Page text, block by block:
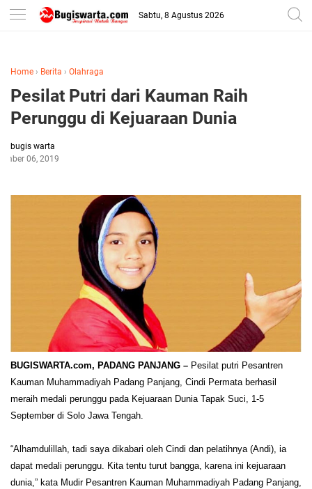
-->
Sabtu, 8 Agustus 2026
Home › Berita › Olahraga
Pesilat Putri dari Kauman Raih
Perunggu di Kejuaraan Dunia
bugis warta
06, 2019
BUGISWARTA.com, PADANG PANJANG – Pesilat putri Pesantren
Kauman Muhammadiyah Padang Panjang, Cindi Permata berhasil
meraih medali perunggu pada Kejuaraan Dunia Tapak Suci, 1-5
September di Solo Jawa Tengah.
“Alhamdulillah, tadi saya dikabari oleh Cindi dan pelatihnya (Andi), ia
dapat medali perunggu. Kita tentu turut bangga, karena ini kejuaraan
dunia,” kata Mudir Pesantren Kauman Muhammadiyah Padang Panjang,